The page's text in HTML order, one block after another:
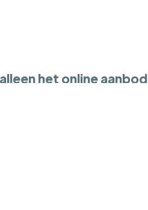
het online aanbod